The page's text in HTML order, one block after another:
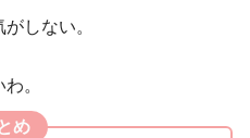
しない。
。
め